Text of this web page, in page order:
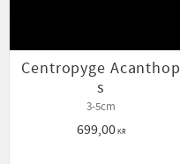
Centropyge Acanthop
s
3-5cm
699,00KR